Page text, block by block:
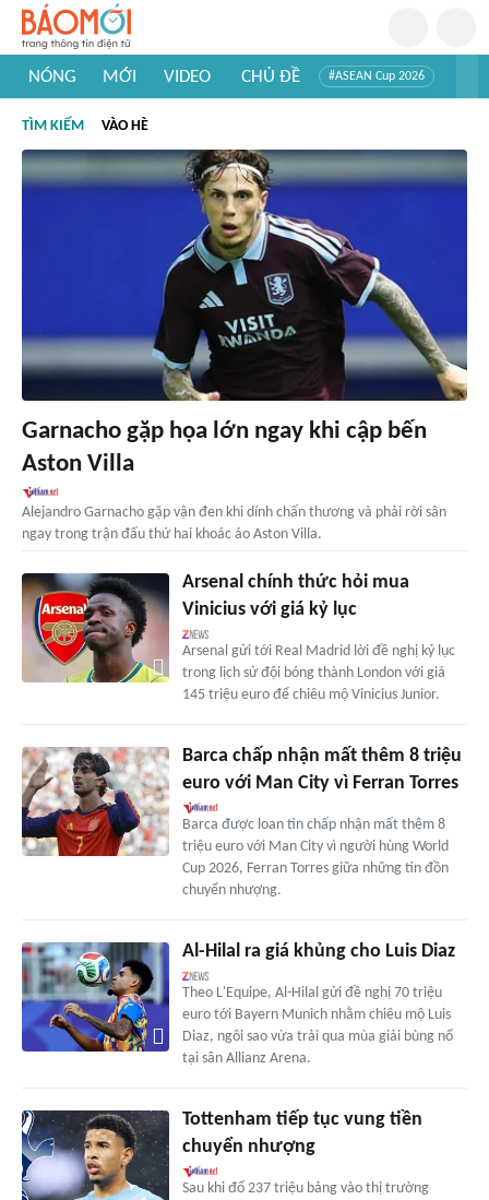
NÓNG MỚI VIDEO CHỦ ĐỀ #ASEAN Cup 2026
#Khám phá thế giới
TÌM KIẾM VÀO HÈ
Garnacho gặp họa lớn ngay khi cập bến
Aston Villa
Alejandro Garnacho gặp vận đen khi dính chấn thương và phải rời sân
ngay trong trận đấu thứ hai khoác áo Aston Villa.
Arsenal chính thức hỏi mua
Vinicius với giá kỷ lục
Arsenal gửi tới Real Madrid lời đề nghị kỷ lục
trong lịch sử đội bóng thành London với giá
145 triệu euro để chiêu mộ Vinicius Junior.
Barca chấp nhận mất thêm 8 triệu
euro với Man City vì Ferran Torres
Barca được loan tin chấp nhận mất thêm 8
triệu euro với Man City vì người hùng World
Cup 2026, Ferran Torres giữa những tin đồn
chuyển nhượng.
Al-Hilal ra giá khủng cho Luis Diaz
Theo L'Equipe, Al-Hilal gửi đề nghị 70 triệu
euro tới Bayern Munich nhằm chiêu mộ Luis
Diaz, ngôi sao vừa trải qua mùa giải bùng nổ
tại sân Allianz Arena.
Tottenham tiếp tục vung tiền
chuyển nhượng
Sau khi đổ 237 triệu bảng vào thị trường